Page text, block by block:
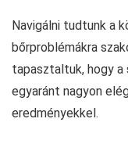
Navigálni tudtunk a
bőrproblémákra
tapasztaltuk, hogy a
egyaránt nagyon
eredményekkel.